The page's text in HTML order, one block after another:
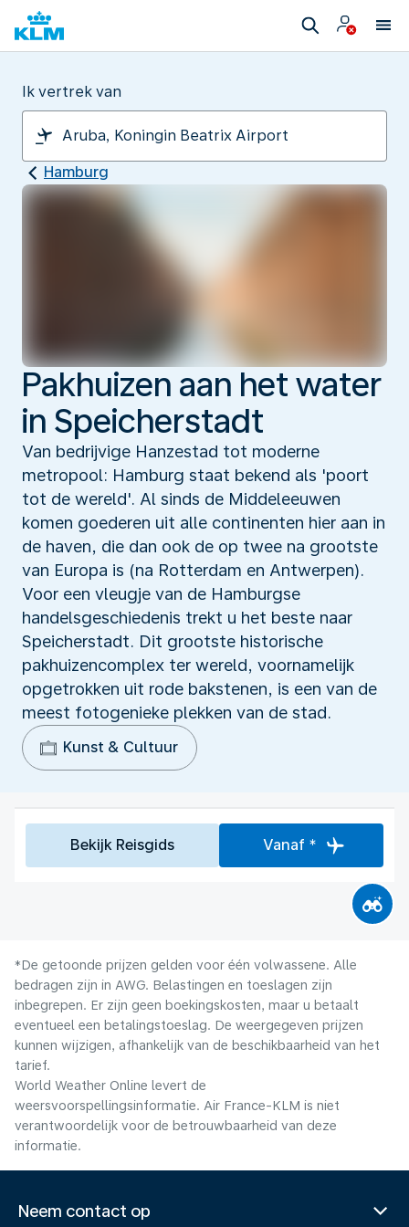
Ik vertrek van
Hamburg
Pakhuizen aan het water
in Speicherstadt
Van bedrijvige Hanzestad tot moderne
metropool: Hamburg staat bekend als 'poort
tot de wereld'. Al sinds de Middeleeuwen
komen goederen uit alle continenten hier aan in
de haven, die dan ook de op twee na grootste
van Europa is (na Rotterdam en Antwerpen).
Voor een vleugje van de Hamburgse
handelsgeschiedenis trekt u het beste naar
Speicherstadt. Dit grootste historische
pakhuizencomplex ter wereld, voornamelijk
opgetrokken uit rode bakstenen, is een van de
meest fotogenieke plekken van de stad.
Kunst & Cultuur
Bekijk Reisgids Vanaf *
*De getoonde prijzen gelden voor één volwassene. Alle
bedragen zijn in AWG. Belastingen en toeslagen zijn
inbegrepen. Er zijn geen boekingskosten, maar u betaalt
eventueel een betalingstoeslag. De weergegeven prijzen
kunnen wijzigen, afhankelijk van de beschikbaarheid van het
tarief.
World Weather Online levert de
weersvoorspellingsinformatie. Air France-KLM is niet
verantwoordelijk voor de betrouwbaarheid van deze
informatie.
Neem contact op